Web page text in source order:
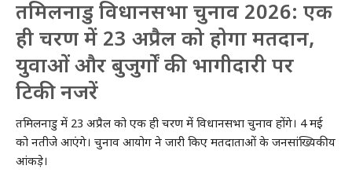
देश
राज्य
ऑटो
मनोरंजन
तमिलनाडु विधानसभा चुनाव 2026: एक
ही चरण में 23 अप्रैल को होगा मतदान,
युवाओं और बुजुर्गों की भागीदारी पर
टिकी नजरें
तमिलनाडु में 23 अप्रैल को एक ही चरण में विधानसभा चुनाव होंगे। 4 मई
को नतीजे आएंगे। चुनाव आयोग ने जारी किए मतदाताओं के जनसांख्यिकीय
आंकड़े।